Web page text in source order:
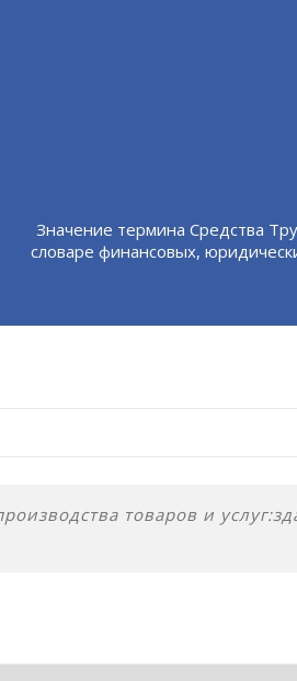
Значение термина Средства
словаре финансовых,
товаров и